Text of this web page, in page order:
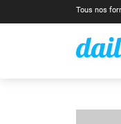
Tous nos